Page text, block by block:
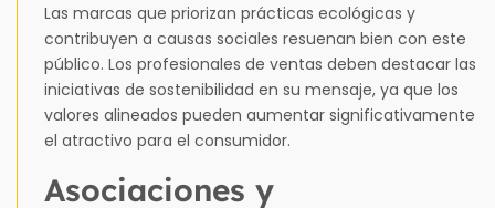
Las marcas que priorizan prácticas ecológicas y
contribuyen a causas sociales resuenan bien con este
público. Los profesionales de ventas deben destacar las
iniciativas de sostenibilidad en su mensaje, ya que los
valores alineados pueden aumentar significativamente
el atractivo para el consumidor.
Asociaciones y